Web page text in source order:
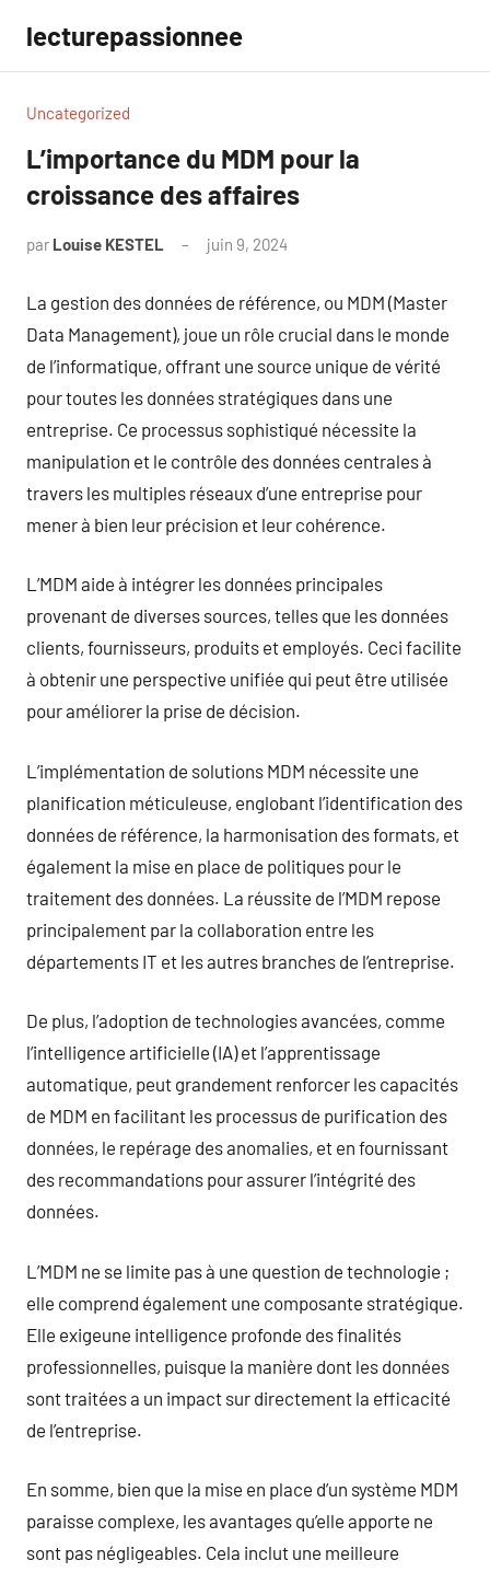
contenu
lecturepassionnee
Uncategorized
L’importance du MDM pour la
croissance des affaires
par Louise KESTEL juin 9, 2024
La gestion des données de référence, ou MDM (Master
Data Management), joue un rôle crucial dans le monde
de l’informatique, offrant une source unique de vérité
pour toutes les données stratégiques dans une
entreprise. Ce processus sophistiqué nécessite la
manipulation et le contrôle des données centrales à
travers les multiples réseaux d’une entreprise pour
mener à bien leur précision et leur cohérence.
L’MDM aide à intégrer les données principales
provenant de diverses sources, telles que les données
clients, fournisseurs, produits et employés. Ceci facilite
à obtenir une perspective unifiée qui peut être utilisée
pour améliorer la prise de décision.
L’implémentation de solutions MDM nécessite une
planification méticuleuse, englobant l’identification des
données de référence, la harmonisation des formats, et
également la mise en place de politiques pour le
traitement des données. La réussite de l’MDM repose
principalement par la collaboration entre les
départements IT et les autres branches de l’entreprise.
De plus, l’adoption de technologies avancées, comme
l’intelligence artificielle (IA) et l’apprentissage
automatique, peut grandement renforcer les capacités
de MDM en facilitant les processus de purification des
données, le repérage des anomalies, et en fournissant
des recommandations pour assurer l’intégrité des
données.
L’MDM ne se limite pas à une question de technologie ;
elle comprend également une composante stratégique.
Elle exigeune intelligence profonde des finalités
professionnelles, puisque la manière dont les données
sont traitées a un impact sur directement la efficacité
de l’entreprise.
En somme, bien que la mise en place d’un système MDM
paraisse complexe, les avantages qu’elle apporte ne
sont pas négligeables. Cela inclut une meilleure